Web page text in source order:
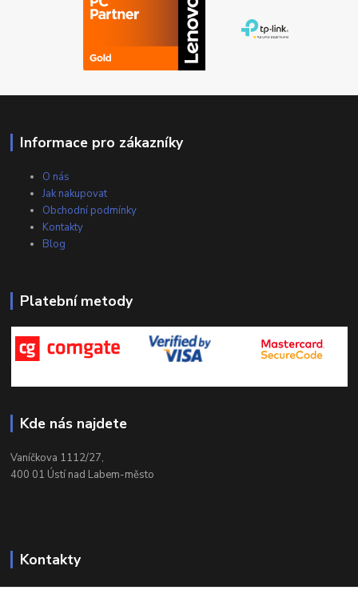
Informace pro zákazníky
O nás
Jak nakupovat
Obchodní podmínky
Kontakty
Blog
Platební metody
Kde nás najdete
Vaníčkova 1112/27,
400 01 Ústí nad Labem-město
Kontakty